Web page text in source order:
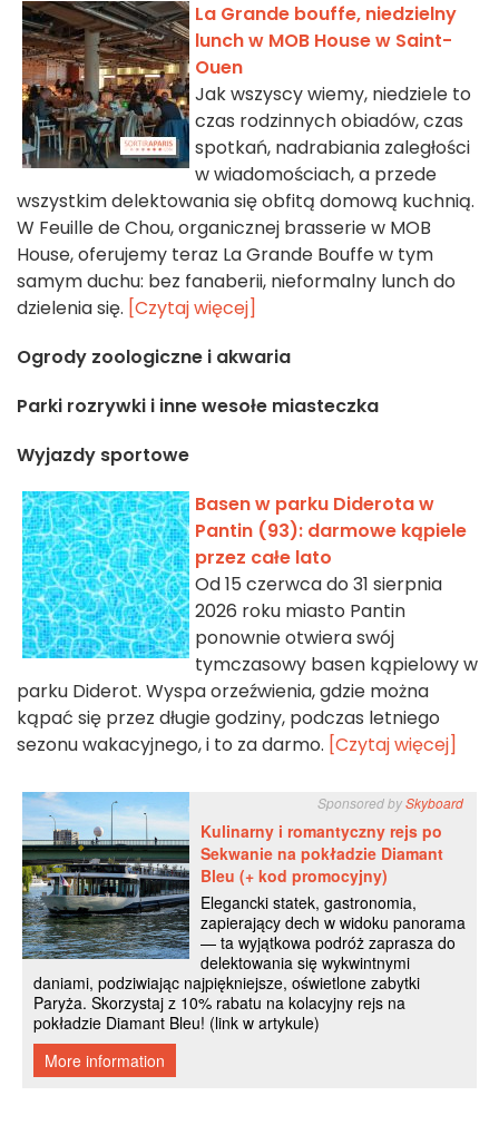
La Grande bouffe, niedzielny
lunch w MOB House w Saint-
Ouen
Jak wszyscy wiemy, niedziele to
czas rodzinnych obiadów, czas
spotkań, nadrabiania zaległości
w wiadomościach, a przede
wszystkim delektowania się obfitą domową kuchnią.
W Feuille de Chou, organicznej brasserie w MOB
House, oferujemy teraz La Grande Bouffe w tym
samym duchu: bez fanaberii, nieformalny lunch do
dzielenia się. [Czytaj więcej]
Ogrody zoologiczne i akwaria
Parki rozrywki i inne wesołe miasteczka
Wyjazdy sportowe
Basen w parku Diderota w
Pantin (93): darmowe kąpiele
przez całe lato
Od 15 czerwca do 31 sierpnia
2026 roku miasto Pantin
ponownie otwiera swój
tymczasowy basen kąpielowy w
parku Diderot. Wyspa orzeźwienia, gdzie można
kąpać się przez długie godziny, podczas letniego
sezonu wakacyjnego, i to za darmo. [Czytaj więcej]